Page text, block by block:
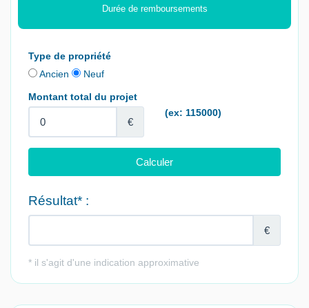
Durée de remboursements